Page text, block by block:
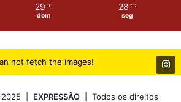
29 ℃
dom
28 ℃
seg
not fetch the images!
2025 | EXPRESSÃO| Todos os direitos